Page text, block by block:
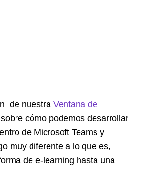
de nuestra Ventana de
cómo podemos desarrollar
de Microsoft Teams y
muy diferente a lo que es,
de e-learning hasta una